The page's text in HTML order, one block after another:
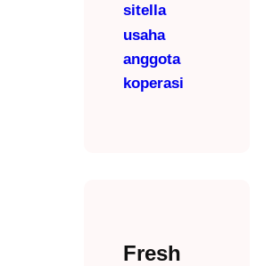
sitella
usaha
anggota
koperasi
Fresh